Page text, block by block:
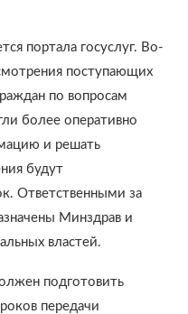
портала госуслуг. Во-
поступающих
по вопросам
более оперативно
и решать
будут
Ответственными за
Минздрав и
властей.
подготовить
передачи